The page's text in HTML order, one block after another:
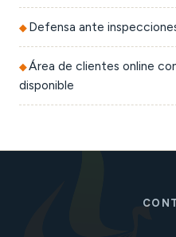
Defensa ante
Área de clientes online
disponible